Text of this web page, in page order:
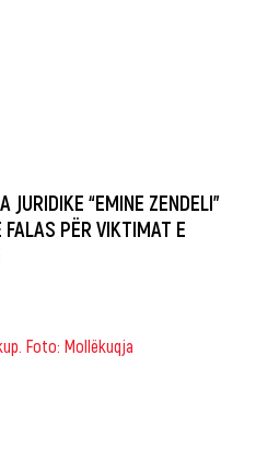
JURIDIKE “EMINE ZENDELI”
FALAS PËR VIKTIMAT E